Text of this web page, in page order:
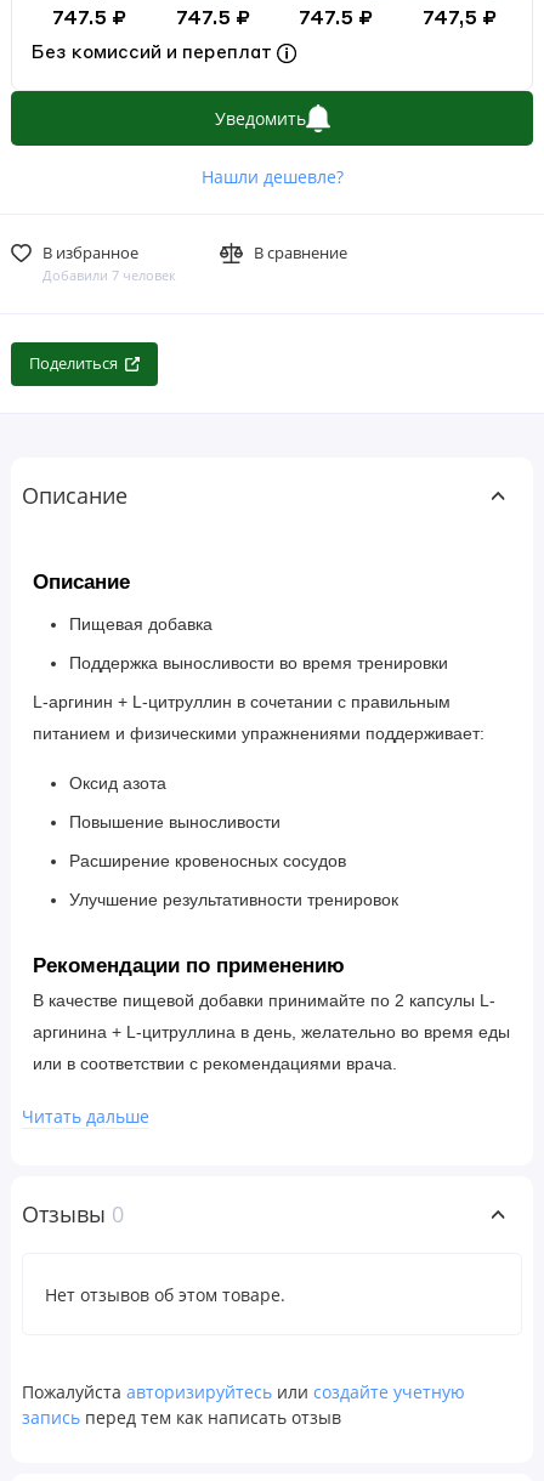
747.5 ₽ 747.5 ₽ 747.5 ₽ 747,5 ₽
Без комиссий и переплат
Уведомить
Нашли дешевле?
В избранное
Добавили 7 человек
В сравнение
Поделиться
Описание
Описание
Пищевая добавка
Поддержка выносливости во время тренировки
L-аргинин + L-цитруллин в сочетании с правильным
питанием и физическими упражнениями поддерживает:
Оксид азота
Повышение выносливости
Расширение кровеносных сосудов
Улучшение результативности тренировок
Рекомендации по применению
В качестве пищевой добавки принимайте по 2 капсулы L-
аргинина + L-цитруллина в день, желательно во время еды
или в соответствии с рекомендациями врача.
стеарат магния, диоксид кремния.
предприятии, имеющем регистрацию GMP, и содержит
Предупреждения
Не применять продукт лицам с уже имеющимися
Читать дальше
Отзывы 0
Нет отзывов об этом товаре.
Пожалуйста авторизируйтесь или создайте учетную
запись перед тем как написать отзыв